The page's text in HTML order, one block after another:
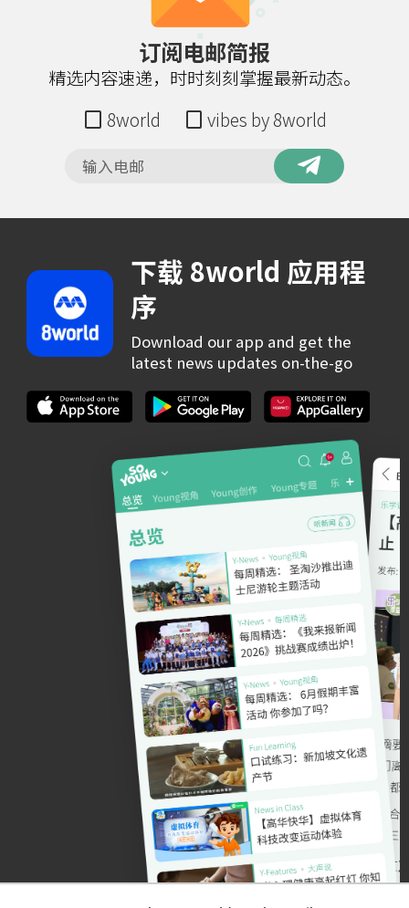
订阅电邮简报
精选内容速递，时时刻刻掌握最新动态。
8world
vibes by 8world
下载 8world 应用程
序
Download our app and get the
latest news updates on-the-go